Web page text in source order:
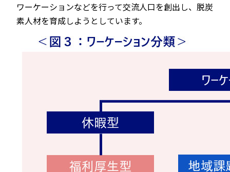
ワーケーションなどを行って交流人口を創出し、脱炭
素人材を育成しようとしています。